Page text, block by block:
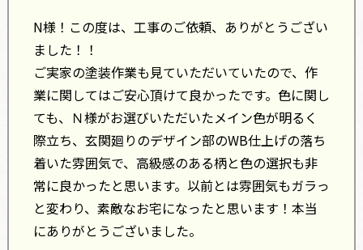
N様！この度は、工事のご依頼、ありがとうござい
ました！！
ご実家の塗装作業も見ていただいていたので、作
業に関してはご安心頂けて良かったです。色に関し
ても、Ｎ様がお選びいただいたメイン色が明るく
際立ち、玄関廻りのデザイン部のWB仕上げの落ち
着いた雰囲気で、高級感のある柄と色の選択も非
常に良かったと思います。以前とは雰囲気もガラっ
と変わり、素敵なお宅になったと思います！本当
にありがとうございました。